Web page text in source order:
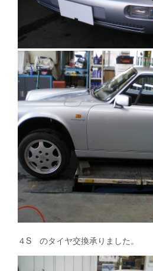
４S のタイヤ交換承りました。